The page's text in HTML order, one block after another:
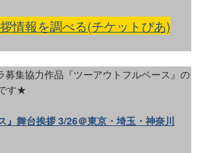
情報を調べる(チケットぴあ)
集協力作品『ツーアウトフルベース』の
す★
』舞台挨拶 3/26＠東京・埼玉・神奈川